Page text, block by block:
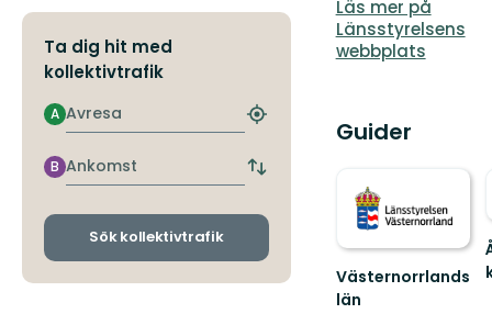
Ta dig hit med
kollektivtrafik
Avresa
A
Hitta
hållplats
Ankomst
B
Byt
och
ankomsthållplatser
Sök kollektivtrafik
Läs mer på
Länsstyrelsens
webbplats
Guider
Västernorrlands
län